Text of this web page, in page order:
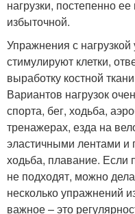
нагрузки, постепенно
избыточной.
Упражнения с
стимулируют клетки,
выработку костной
Вариантов нагрузок
спорта, бег, ходьба,
тренажерах, езда на
эластичными лентами и
ходьба, плавание. Если
не подходят, можно
несколько упражнений
важное – это